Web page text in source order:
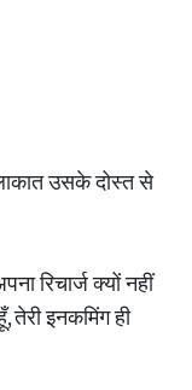
उसके दोस्त से
रिचार्ज क्यों नहीं
इनकमिंग ही